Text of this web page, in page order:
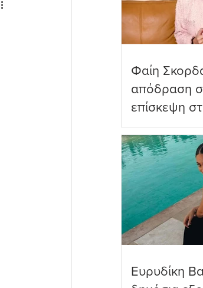
Φαίη
απόδραση
επίσκεψη
Πανορμίτη
Ευρυδίκη